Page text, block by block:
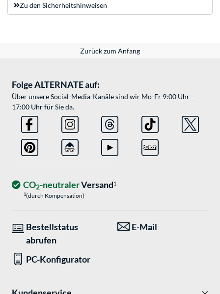
Zu den Sicherheitshinweisen
Zurück zum Anfang
Folge ALTERNATE auf:
Über unsere Social-Media-Kanäle sind wir Mo-Fr 9:00 Uhr -
17:00 Uhr für Sie da.
CO2-neutralerVersand1
1(durch Kompensation)
Bestellstatus
abrufen
E-Mail
PC-Konfigurator